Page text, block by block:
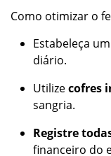
Como otimizar o
Estabeleça um
diário.
Utilizecofres
sangria.
Registre
financeiro do